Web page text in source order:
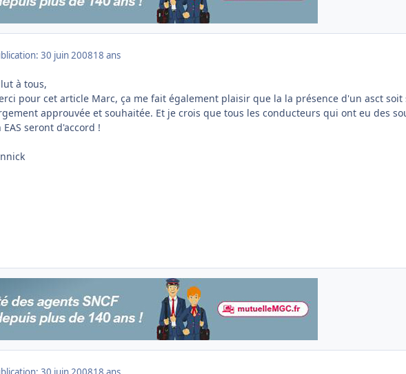
30 juin 200818 ans
à tous,
pour cet article Marc, ça me fait également plaisir que la la présence d'un asct soit
approuvée et souhaitée. Et je crois que tous les conducteurs qui ont eu des
EAS seront d'accord !